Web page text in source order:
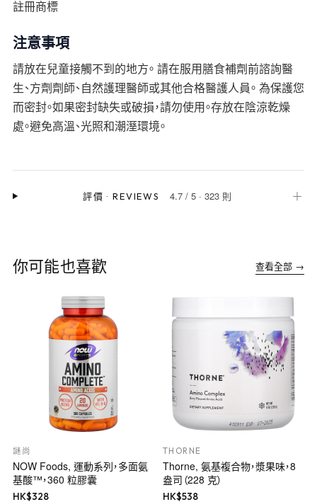
註冊商標
注意事項
請放在兒童接觸不到的地方。 請在服用膳食補劑前諮詢醫
生、方劑劑師、自然護理醫師或其他合格醫護人員。 為保護您
而密封。如果密封缺失或破損，請勿使用。存放在陰涼乾燥
處。避免高溫、光照和潮溼環境。
評價 ·REVIEWS 4.7/ 5· 323 則 ＋
你可能也喜歡 查看全部 →
謎尚
NOW Foods, 運動系列，多面氨
基酸™，360 粒膠囊
HK$328
THORNE
Thorne, 氨基複合物，漿果味，8
盎司（228 克）
HK$538